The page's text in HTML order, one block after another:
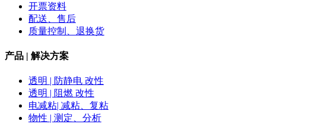
开票资料
配送、售后
质量控制、退换货
产品 | 解决方案
透明 | 防静电 改性
透明 | 阻燃 改性
电减粘| 减粘、复粘
物性 | 测定、分析